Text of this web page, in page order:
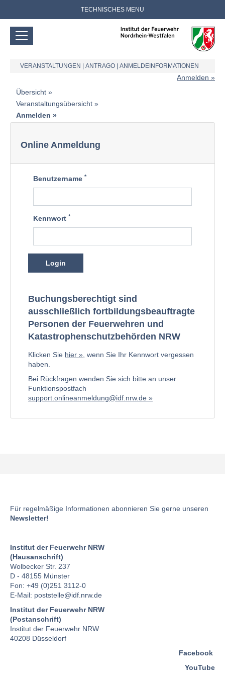
TECHNISCHES MENU
VERANSTALTUNGEN ANTRAGO ANMELDEINFORMATIONEN
Anmelden
Übersicht
Veranstaltungsübersicht
Anmelden
Online Anmeldung
Benutzername *
Kennwort *
Login
Buchungsberechtigt sind
ausschließlich fortbildungsbeauftragte
Personen der Feuerwehren und
Katastrophenschutzbehörden NRW
Klicken Sie hier
, wenn Sie Ihr Kennwort vergessen
haben.
Bei Rückfragen wenden Sie sich bitte an unser
Funktionspostfach
support.onlineanmeldung@idf.nrw.de
Für regelmäßige Informationen abonnieren Sie gerne unseren
Newsletter!
Institut der Feuerwehr NRW
(Hausanschrift)
Wolbecker Str. 237
D - 48155 Münster
Fon: +49 (0)251 3112-0
E-Mail: poststelle@idf.nrw.de
Institut der Feuerwehr NRW
(Postanschrift)
Institut der Feuerwehr NRW
40208 Düsseldorf
Facebook
YouTube